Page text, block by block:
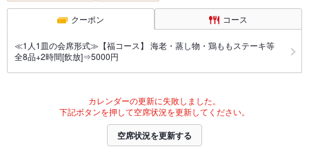
クーポン コース
≪1人1皿の会席形式≫【福コース】 海老・蒸し物・鶏ももステーキ等
全8品+2時間[飲放]⇒5000円
カレンダーの更新に失敗しました。
下記ボタンを押して空席状況を更新してください。
空席状況を更新する